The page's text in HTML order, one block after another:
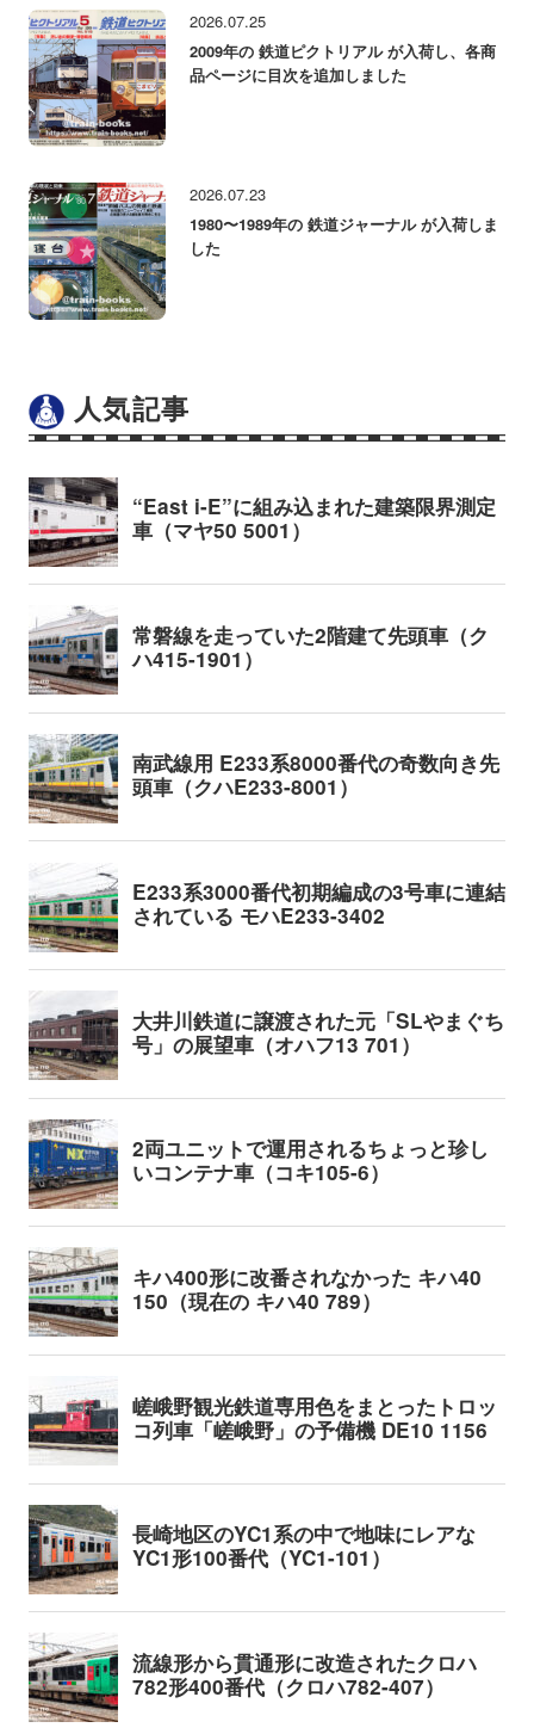
2026.07.25
2009年の 鉄道ピクトリアル が入荷し、各商
品ページに目次を追加しました
2026.07.23
1980〜1989年の 鉄道ジャーナル が入荷しま
した
人気記事